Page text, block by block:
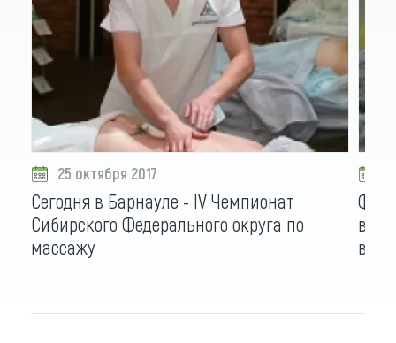
25 октября 2017
Сегодня в Барнауле - IV Чемпионат
Сибирского Федерального округа по
массажу
в